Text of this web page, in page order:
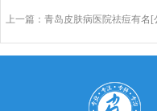
上一篇： 青岛皮肤病医院祛痘有名